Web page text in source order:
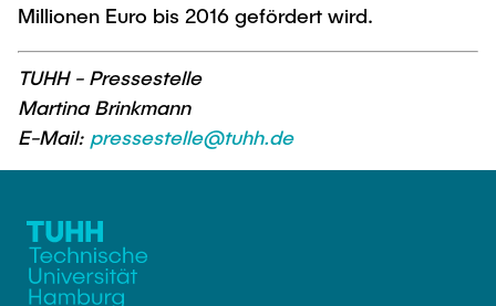
Millionen Euro bis 2016 gefördert wird.
TUHH - Pressestelle
Martina Brinkmann
E-Mail: pressestelle@tuhh.de